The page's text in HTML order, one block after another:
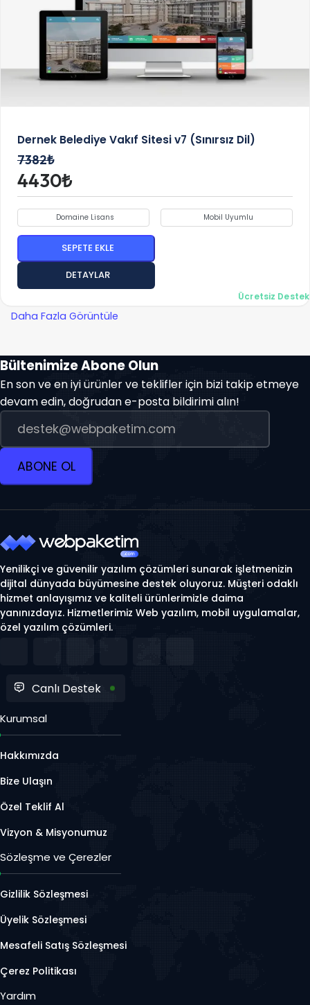
Dernek Belediye Vakıf Sitesi v7 (Sınırsız Dil)
7382₺
4430₺
Ücretsiz Destek
Domaine Lisans Mobil Uyumlu
SEPETE EKLE
DETAYLAR
Daha Fazla Görüntüle
Bültenimize Abone Olun
En son ve en iyi ürünler ve teklifler için bizi takip etmeye
devam edin, doğrudan e-posta bildirimi alın!
ABONE OL
Yenilikçi ve güvenilir yazılım çözümleri sunarak işletmenizin
dijital dünyada büyümesine destek oluyoruz. Müşteri odaklı
hizmet anlayışımız ve kaliteli ürünlerimizle daima
yanınızdayız. Hizmetlerimiz Web yazılım, mobil uygulamalar,
özel yazılım çözümleri.
Canlı Destek
Kurumsal
Hakkımızda
Bize Ulaşın
Özel Teklif Al
Vizyon & Misyonumuz
Sözleşme ve Çerezler
Gizlilik Sözleşmesi
Üyelik Sözleşmesi
Mesafeli Satış Sözleşmesi
Çerez Politikası
Yardım